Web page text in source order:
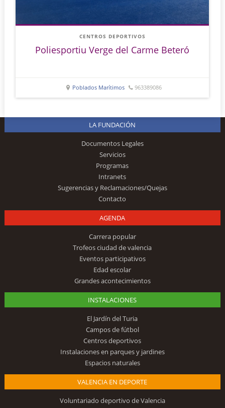
CENTROS DEPORTIVOS
Poliesportiu Verge del Carme Beteró
Poblados Marítimos 963389086
LA FUNDACIÓN
Documentos Legales
Servicios
Programas
Intranets
Sugerencias y Reclamaciones/Quejas
Contacto
AGENDA
Carrera popular
Trofeos ciudad de valencia
Eventos participativos
Edad escolar
Grandes acontecimientos
INSTALACIONES
El Jardín del Turia
Campos de fútbol
Centros deportivos
Instalaciones en parques y jardines
Espacios naturales
VALENCIA EN DEPORTE
Voluntariado deportivo de Valencia